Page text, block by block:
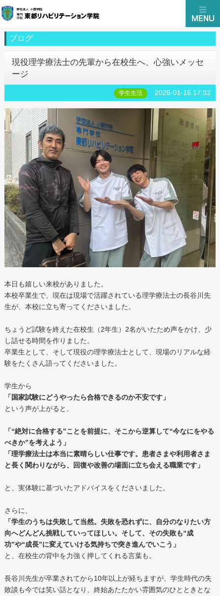
ブログ
現役理学療法士の先輩から在校生へ、心強いメッセ
ージ
学生生活 2026-01-16 17:32
本日も嬉しい来校がありました。
本校卒業生で、現在は現場で活躍されている理学療法士の長谷川先
生が、本校に立ち寄ってくださいました。
ちょうど試験を終えた在校生（2年生）2名がいたため声をかけ、少
し話せる時間を作りました。
卒業生として、そして現役の理学療法士として、現場のリアルな経
験をたくさん語ってくださいました。
学生から
「国家試験にどうやったら合格できるのか不安です」
という声が上がると、
「“絶対に合格する”ことを前提に、そこから逆算して“今なにをやる
べきか”を考えよう」
「理学療法士は本当に素晴らしい仕事です。患者さまや利用者さま
と長く関わりながら、回復や改善の場面に立ち会える職業です」
と、実体験に基づいたアドバイスをくださいました。
さらに、
「学生のうちは失敗して当然。失敗を恐れずに、自分のなりたい方
向へどんどん挑戦していってほしい。そして、その失敗も“成
功”や“成長”に変えていける気持ちで突き進んでいこう」
と、在校生の背中を力強く押してくれる言葉も。
長谷川先生が卒業されてから10年以上が経ちますが、学生時代の失
敗談も今では笑い話となり、終始あたたかい雰囲気のひとときとな